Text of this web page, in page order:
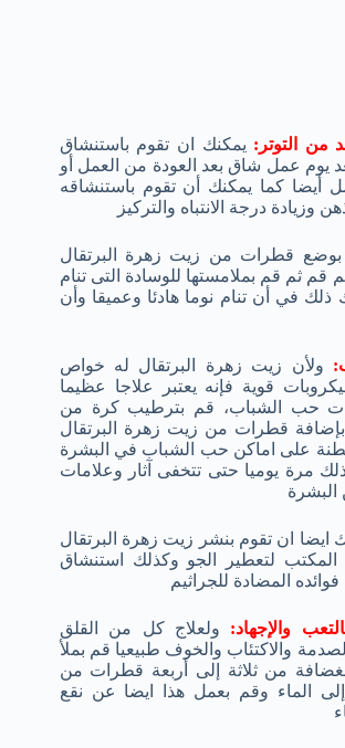
يمكنك ان تقوم باستنشاق
يوم عمل شاق بعد العودة من العمل أو
أيضا كما يمكنك أن تقوم باستنشاقه
وزيادة درجة الانتباه والتركيز
قطرات من زيت زهرة البرتقال
ثم قم بملامستها للوسادة التى تنام
في أن تنام نوما هادئا وعميقا وأن
ولأن زيت زهرة البرتقال له خواص
قوية فإنه يعتبر علاجا عظيما
حب الشباب، قم بترطيب كرة من
بإضافة قطرات من زيت زهرة البرتقال
على اماكن حب الشباب في البشرة
ذلك مرة يوميا حتى تتخفى آثار وعلامات
ايضا ان تقوم بنشر زيت زهرة البرتقال
المكتب لتعطير الجو وكذلك استنشاق
المضادة للجراثيم
ولعلاج كل من القلق
والاكتئاب والخوف طبيعيا قم بملأ
بغضافة من ثلاثة إلى أربعة قطرات من
الماء وقم بعمل هذا ايضا عن نقع